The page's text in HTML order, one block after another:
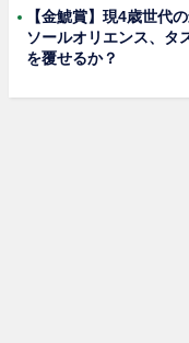
【金鯱賞】現4歳世代
ソールオリエンス、タ
を覆せるか？